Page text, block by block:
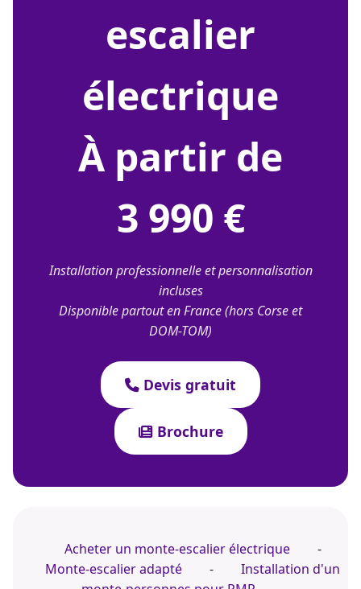
escalier
électrique
À partir de
3 990 €
Installation professionnelle et personnalisation
incluses
Disponible partout en France (hors Corse et
DOM-TOM)
Devis gratuit
Brochure
Acheter un monte-escalier électrique
-
Monte-escalier adapté
-
Installation d'un